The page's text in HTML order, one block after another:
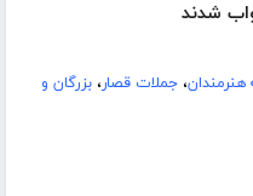
شدند
هنرمندان،جملات قصار،بزرگان و